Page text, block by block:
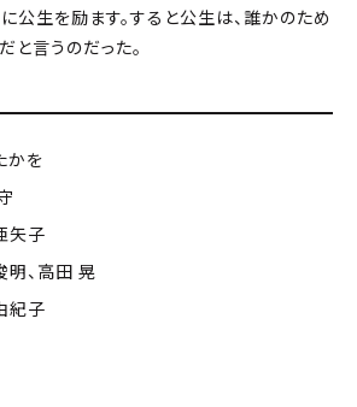
公生を励ます。すると公生は、誰かのため
と言うのだった。
かを
矢子
明、高田 晃
紀子